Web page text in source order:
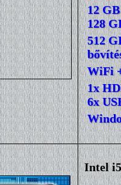
12
128
512
WiFi
1x
6x
Intel